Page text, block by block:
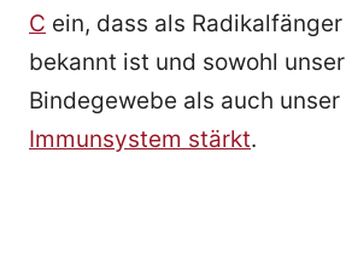
C ein, dass als Radikalfänger
bekannt ist und sowohl unser
Bindegewebe als auch unser
Immunsystem stärkt.